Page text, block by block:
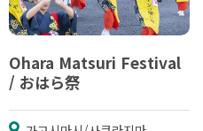
Ohara Matsuri Festival
/ おはら祭